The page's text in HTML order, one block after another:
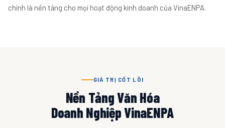
chính là nền tảng cho mọi hoạt động kinh doanh của VinaENPA.
GIÁ TRỊ CỐT LÕI
Nền Tảng Văn Hóa
Doanh Nghiệp VinaENPA